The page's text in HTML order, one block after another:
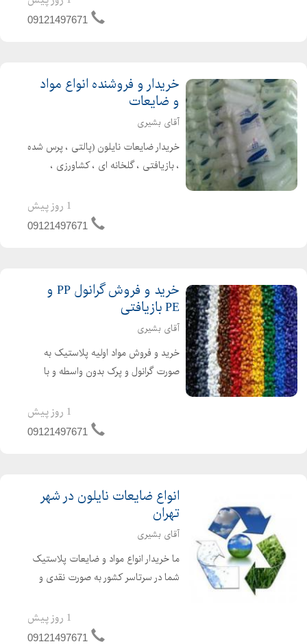
خود کافیست با ما تماس بگیرید. مواد
09121497671
خریدار و فروشنده انواع مواد
و ضایعات
آقای بشیری
خریدار ضایعات نایلون (پالتی ، پرس شده
، بازیافتی ، گلخانه ای ، کشاورزی ،
شرینک و نایلون های شرکتی مانند سایپا
و ایران خودرو...) بصورت نقدی در هر نقطه
1 روز پیش
09121497671
خرید و فروش گرانول PP و
PE بازیافتی
آقای بشیری
خرید و فروش مواد اولیه پلاستیک به
صورت گرانول و پرک بدون واسطه و با
پروپیلن هوموپلیمر ، کوپلیمروتقویت
شده (PP) بادی و تزریقی پلی اتیلن سبک
1 روز پیش
09121497671
انواع ضایعات نایلون در شهر
تهران
آقای بشیری
ما خریدار انواع مواد و ضایعات پلاستیک
شما در سرتاسر کشور به صورت نقدی و
انواع مواد و ضایعات پلاستیک خود
کافیست با ما تماس بگیرید. مواد اولیه
1 روز پیش
09121497671